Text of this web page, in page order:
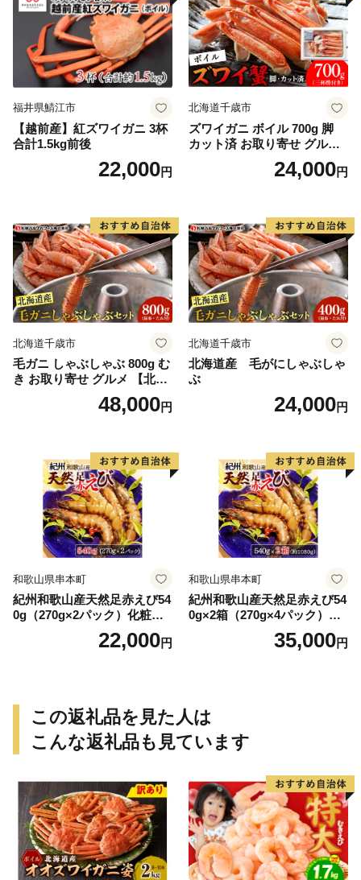
福井県鯖江市
【越前産】紅ズワイガニ 3杯
合計1.5kg前後
22,000円
北海道千歳市
ズワイガニ ボイル 700g 脚
カット済 お取り寄せ グルメ
【北海道】【札幌バルナバフ
24,000円
北海道千歳市
毛ガニ しゃぶしゃぶ 800g む
き お取り寄せ グルメ 【北海
道】【札幌バルナバフーズ】
48,000円
北海道千歳市
北海道産 毛がにしゃぶしゃ
ぶ
24,000円
和歌山県串本町
紀州和歌山産天然足赤えび54
0g（270g×2パック）化粧箱
入 ※2026年12月上旬〜2027
年2月上旬頃順次発送予定
22,000円
和歌山県串本町
紀州和歌山産天然足赤えび54
0g×2箱（270g×4パック）化
粧箱入 ※2026年12月上旬〜2
027年2月上旬頃順次発送予定
ず【uot773A】
35,000円
この返礼品を見た人は
こんな返礼品も見ています